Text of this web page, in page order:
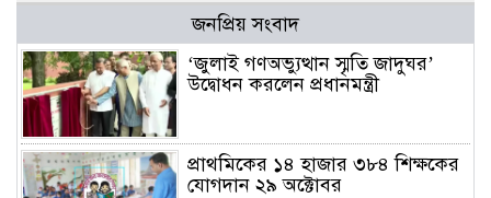
জনপ্রিয় সংবাদ
‘জুলাই গণঅভ্যুত্থান স্মৃতি জাদুঘর’
উদ্বোধন করলেন প্রধানমন্ত্রী
প্রাথমিকের ১৪ হাজার ৩৮৪ শিক্ষকের
যোগদান ২৯ অক্টোবর